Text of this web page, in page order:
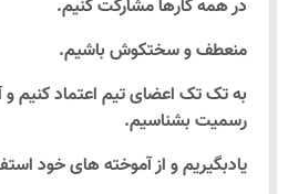
در همه کارها مشارکت کنیم.
منعطف و سختکوش باشیم.
به تک تک اعضای تیم اعتماد کنیم و
رسمیت بشناسیم.
یادبگیریم و از آموخته های خود